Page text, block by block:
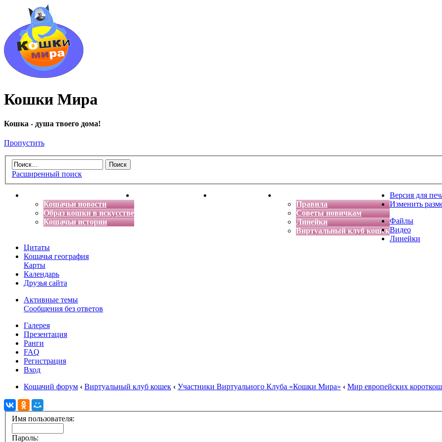
Кошки Мира
Кошка - душа твоего дома!
Пропустить
Расширенный поиск
Кошачьи новости
Образ кошки в искусстве
Кошачьи истории
Энциклопедия кошек Детская фантазия
Правила
Советы новичкам
Линейки
Виртуальный клуб кошек
Версия для
Изменить
Файлы
Видео
Линейки
Цитаты
Кошачья география
Карты
Календарь
Друзья сайта
Активные темы
Сообщения без ответов
Галерея
Презентация
Ранги
FAQ
Регистрация
Вход
Кошачий форум ‹ Виртуальный клуб кошек ‹ Участники Виртуального Клуба «Кошки Мира» ‹ Мир европейских
Имя пользователя:
Пароль: